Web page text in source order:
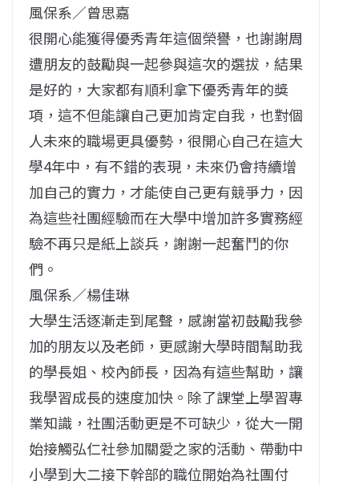
風保系／曾思嘉
很開心能獲得優秀青年這個榮譽，也謝謝周
遭朋友的鼓勵與一起參與這次的選拔，結果
是好的，大家都有順利拿下優秀青年的獎
項，這不但能讓自己更加肯定自我，也對個
人未來的職場更具優勢，很開心自己在這大
學4年中，有不錯的表現，未來仍會持續增
加自己的實力，才能使自己更有競爭力，因
為這些社團經驗而在大學中增加許多實務經
驗不再只是紙上談兵，謝謝一起奮鬥的你
們。
風保系／楊佳琳
大學生活逐漸走到尾聲，感謝當初鼓勵我參
加的朋友以及老師，更感謝大學時間幫助我
的學長姐、校內師長，因為有這些幫助，讓
我學習成長的速度加快。除了課堂上學習專
業知識，社團活動更是不可缺少，從大一開
始接觸弘仁社參加關愛之家的活動、帶動中
小學到大二接下幹部的職位開始為社團付